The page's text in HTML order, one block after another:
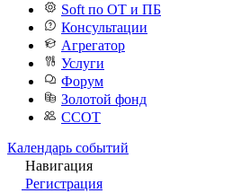
Soft по ОТ и ПБ
Консультации
Агрегатор
Услуги
Форум
Золотой фонд
ССОТ
Календарь событий
Навигация
Регистрация